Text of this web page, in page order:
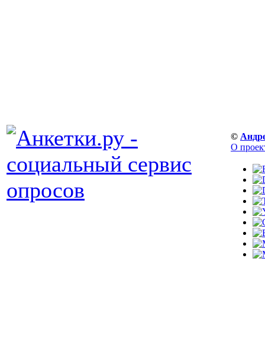
©
О